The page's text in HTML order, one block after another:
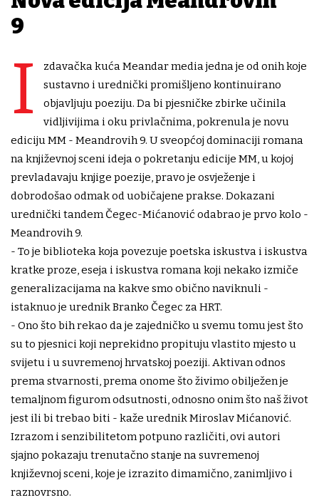
9
I
zdavačka kuća Meandar media jedna je od onih koje
sustavno i urednički promišljeno kontinuirano
objavljuju poeziju. Da bi pjesničke zbirke učinila
vidljivijima i oku privlačnima, pokrenula je novu
ediciju MM - Meandrovih 9. U sveopćoj dominaciji romana
na književnoj sceni ideja o pokretanju edicije MM, u kojoj
prevladavaju knjige poezije, pravo je osvježenje i
dobrodošao odmak od uobičajene prakse. Dokazani
urednički tandem Čegec-Mićanović odabrao je prvo kolo -
Meandrovih 9.
- To je biblioteka koja povezuje poetska iskustva i iskustva
kratke proze, eseja i iskustva romana koji nekako izmiče
generalizacijama na kakve smo obično naviknuli -
istaknuo je urednik Branko Čegec za HRT.
- Ono što bih rekao da je zajedničko u svemu tomu jest što
su to pjesnici koji neprekidno propituju vlastito mjesto u
svijetu i u suvremenoj hrvatskoj poeziji. Aktivan odnos
prema stvarnosti, prema onome što živimo obilježen je
temaljnom figurom odsutnosti, odnosno onim što naš život
jest ili bi trebao biti - kaže urednik Miroslav Mićanović.
Izrazom i senzibilitetom potpuno različiti, ovi autori
sjajno pokazaju trenutačno stanje na suvremenoj
književnoj sceni, koje je izrazito dimamično, zanimljivo i
raznovrsno.